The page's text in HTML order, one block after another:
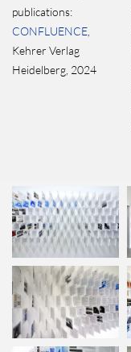
publications:
CONFLUENCE
Kehrer Verlag
Heidelberg, 2024